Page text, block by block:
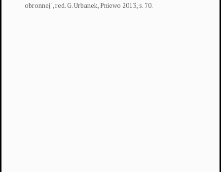
obronnej", red. G. Urbanek, Pniewo 2013, s. 70.